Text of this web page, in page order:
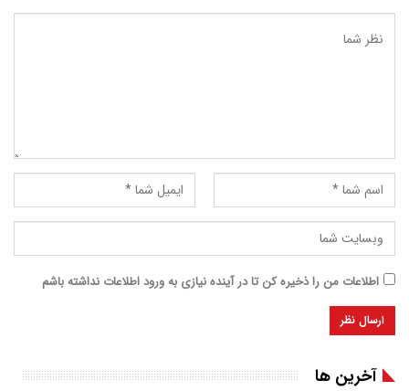
اطلاعات من را ذخیره کن تا در آینده نیازی به ورود اطلاعات نداشته باشم
آخرین ها